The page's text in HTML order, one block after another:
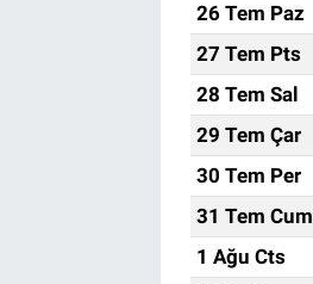
26 Tem Paz
27 Tem Pts
28 Tem Sal
29 Tem Çar
30 Tem Per
31 Tem Cum
1 Ağu Cts